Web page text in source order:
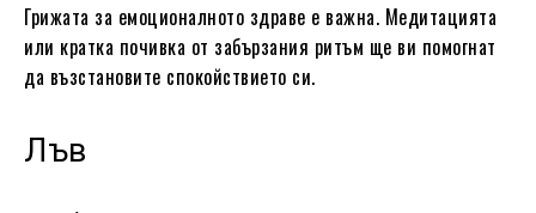
Грижата за емоционалното здраве е важна. Медитацията
или кратка почивка от забързания ритъм ще ви помогнат
да възстановите спокойствието си.
Лъв